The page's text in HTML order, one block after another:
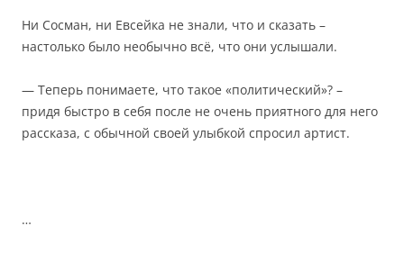
Ни Сосман, ни Евсейка не знали, что и сказать –
настолько было необычно всё, что они услышали.
— Теперь понимаете, что такое «политический»? –
придя быстро в себя после не очень приятного для него
рассказа, с обычной своей улыбкой спросил артист.
…